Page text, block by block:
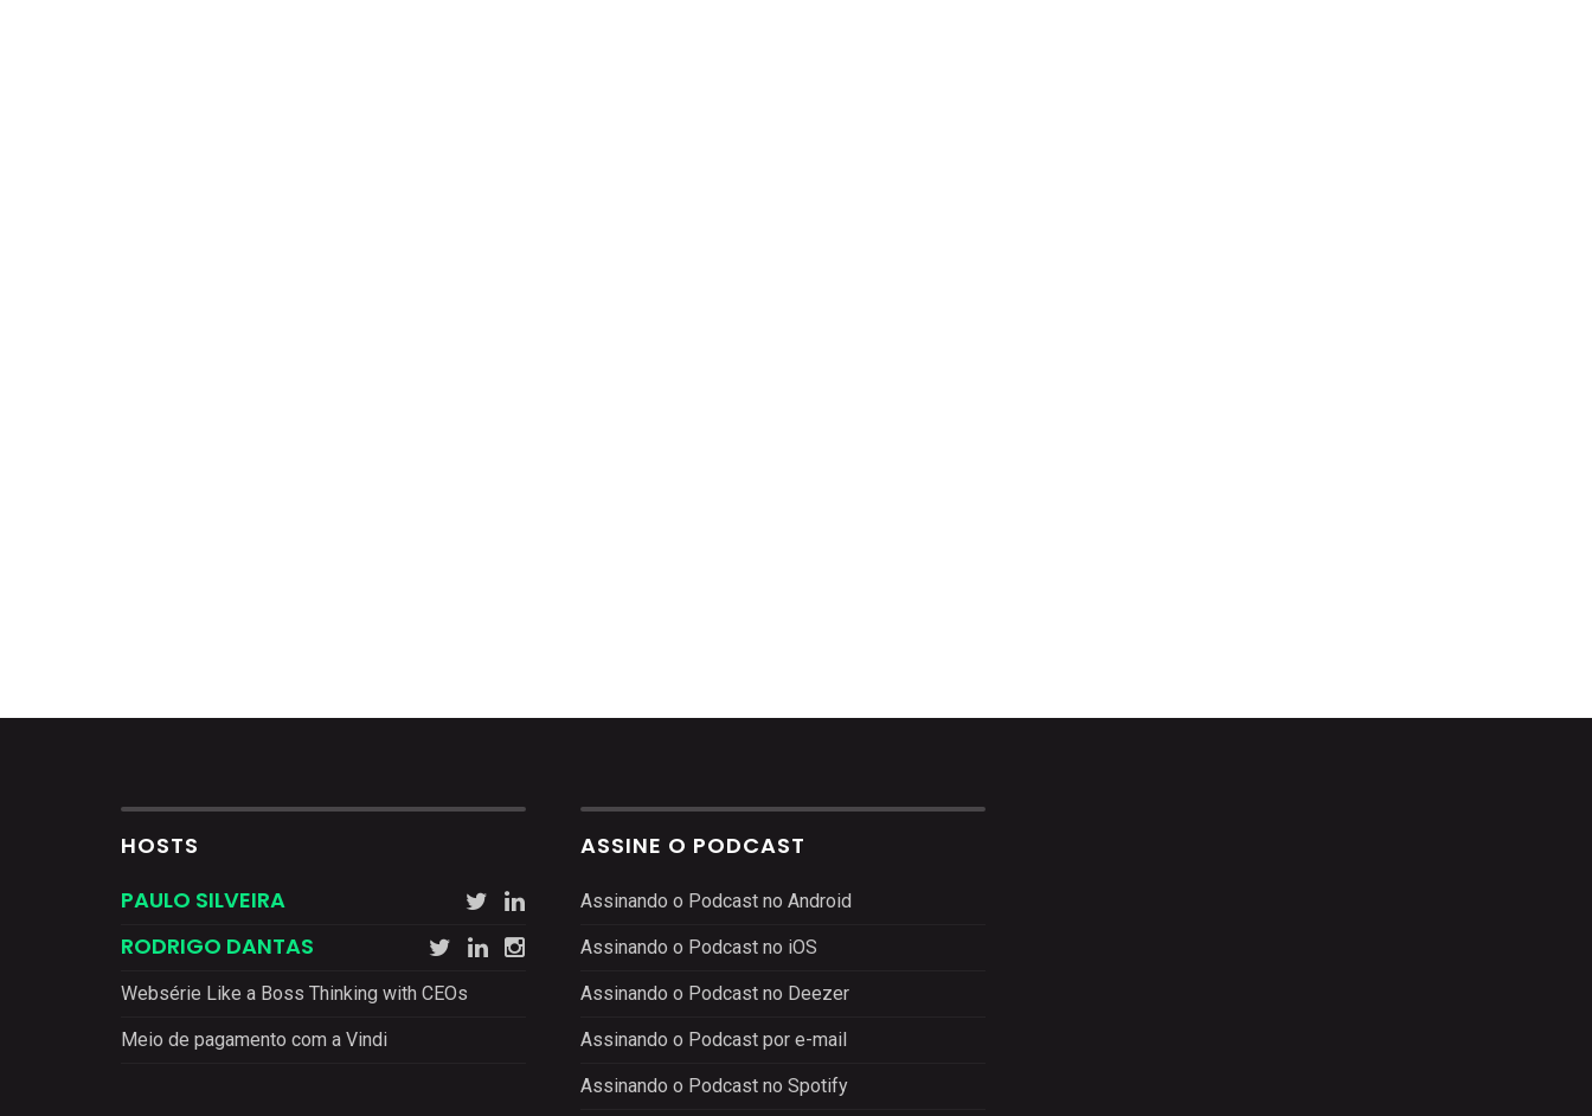
HOSTS
PAULO SILVEIRA
RODRIGO DANTAS
Websérie Like a Boss Thinking with CEOs
Meio de pagamento com a Vindi
ASSINE O PODCAST
Assinando o Podcast no Android
Assinando o Podcast no iOS
Assinando o Podcast no Deezer
Assinando o Podcast por e-mail
Assinando o Podcast no Spotify